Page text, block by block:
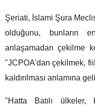
Şeriati, İslami Şura
olduğunu, bunların
anlaşamadan çekilme
"JCPOA'dan çekilmek,
kaldırılması anlamına
"Hatta Batılı ülkeler,